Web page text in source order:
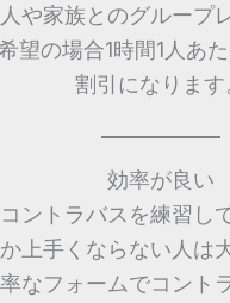
人や家族とのグループ
望の場合1時間1人あ
割引になります
効率が良い
コントラバスを練習し
か上手くならない人は
率なフォームでコント